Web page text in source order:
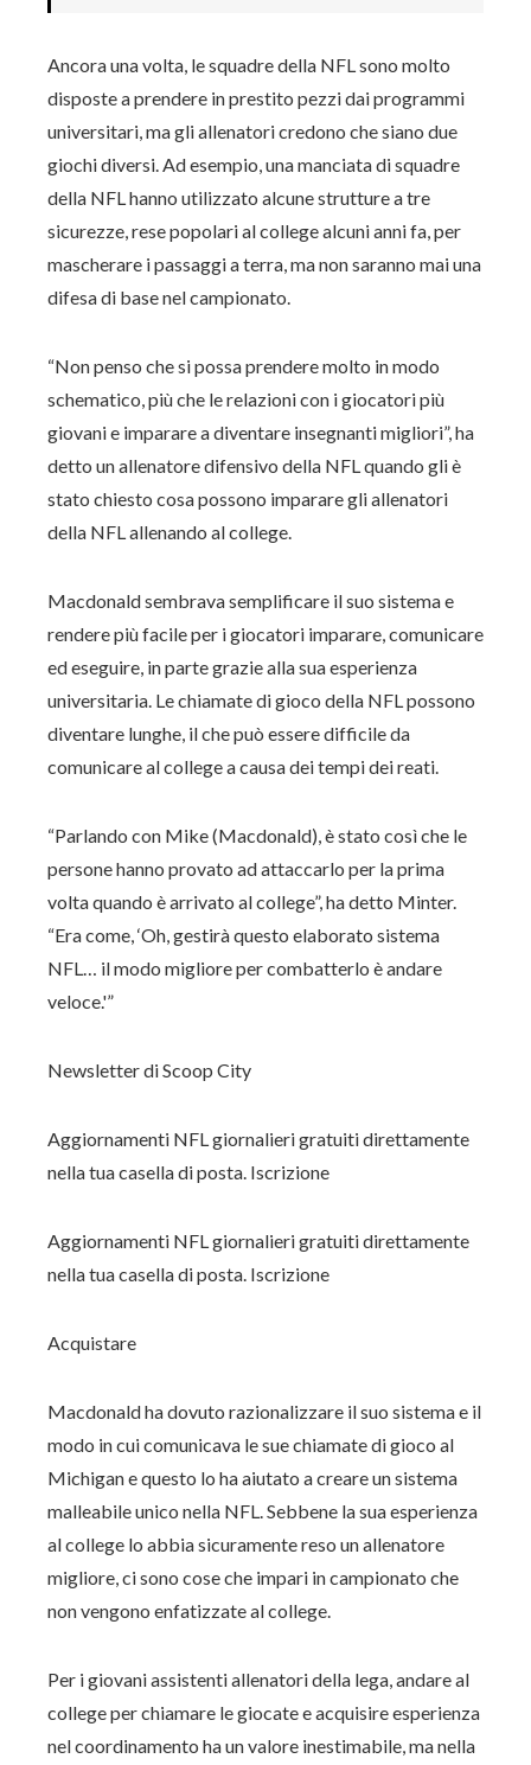
Ancora una volta, le squadre della NFL sono molto
disposte a prendere in prestito pezzi dai programmi
universitari, ma gli allenatori credono che siano due
giochi diversi. Ad esempio, una manciata di squadre
della NFL hanno utilizzato alcune strutture a tre
sicurezze, rese popolari al college alcuni anni fa, per
mascherare i passaggi a terra, ma non saranno mai una
difesa di base nel campionato.
“Non penso che si possa prendere molto in modo
schematico, più che le relazioni con i giocatori più
giovani e imparare a diventare insegnanti migliori”, ha
detto un allenatore difensivo della NFL quando gli è
stato chiesto cosa possono imparare gli allenatori
della NFL allenando al college.
Macdonald sembrava semplificare il suo sistema e
rendere più facile per i giocatori imparare, comunicare
ed eseguire, in parte grazie alla sua esperienza
universitaria. Le chiamate di gioco della NFL possono
diventare lunghe, il che può essere difficile da
comunicare al college a causa dei tempi dei reati.
“Parlando con Mike (Macdonald), è stato così che le
persone hanno provato ad attaccarlo per la prima
volta quando è arrivato al college”, ha detto Minter.
“Era come, ‘Oh, gestirà questo elaborato sistema
NFL… il modo migliore per combatterlo è andare
veloce.'”
Newsletter di Scoop City
Aggiornamenti NFL giornalieri gratuiti direttamente
nella tua casella di posta. Iscrizione
Aggiornamenti NFL giornalieri gratuiti direttamente
nella tua casella di posta. Iscrizione
Acquistare
Macdonald ha dovuto razionalizzare il suo sistema e il
modo in cui comunicava le sue chiamate di gioco al
Michigan e questo lo ha aiutato a creare un sistema
malleabile unico nella NFL. Sebbene la sua esperienza
al college lo abbia sicuramente reso un allenatore
migliore, ci sono cose che impari in campionato che
non vengono enfatizzate al college.
Per i giovani assistenti allenatori della lega, andare al
college per chiamare le giocate e acquisire esperienza
nel coordinamento ha un valore inestimabile, ma nella